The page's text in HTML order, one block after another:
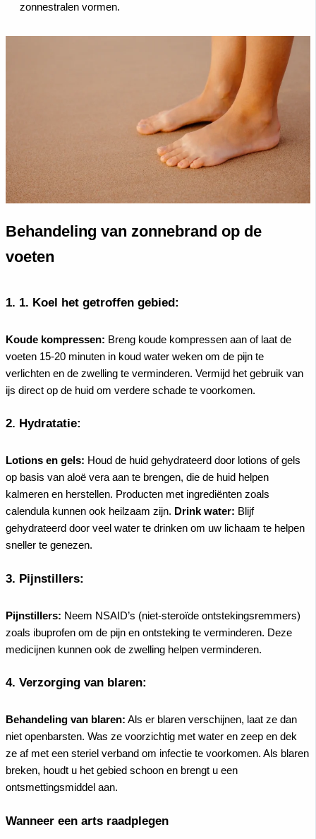
zonnestralen vormen.
Behandeling van zonnebrand op de
voeten
1. 1. Koel het getroffen gebied:
Koude kompressen: Breng koude kompressen aan of laat de
voeten 15-20 minuten in koud water weken om de pijn te
verlichten en de zwelling te verminderen. Vermijd het gebruik van
ijs direct op de huid om verdere schade te voorkomen.
2. Hydratatie:
Lotions en gels: Houd de huid gehydrateerd door lotions of gels
op basis van aloë vera aan te brengen, die de huid helpen
kalmeren en herstellen. Producten met ingrediënten zoals
calendula kunnen ook heilzaam zijn. Drink water: Blijf
gehydrateerd door veel water te drinken om uw lichaam te helpen
sneller te genezen.
3. Pijnstillers:
Pijnstillers: Neem NSAID’s (niet-steroïde ontstekingsremmers)
zoals ibuprofen om de pijn en ontsteking te verminderen. Deze
medicijnen kunnen ook de zwelling helpen verminderen.
4. Verzorging van blaren:
Behandeling van blaren: Als er blaren verschijnen, laat ze dan
niet openbarsten. Was ze voorzichtig met water en zeep en dek
ze af met een steriel verband om infectie te voorkomen. Als blaren
breken, houdt u het gebied schoon en brengt u een
ontsmettingsmiddel aan.
Wanneer een arts raadplegen